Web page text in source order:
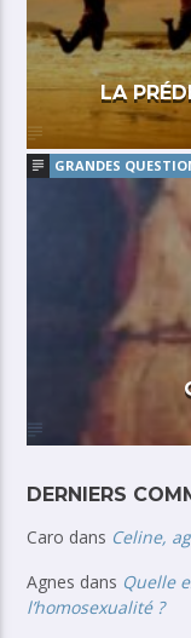
LA
GRANDES
DERNIERS
Caro dans Celine,
Agnes dans Quelle
l’homosexualité ?